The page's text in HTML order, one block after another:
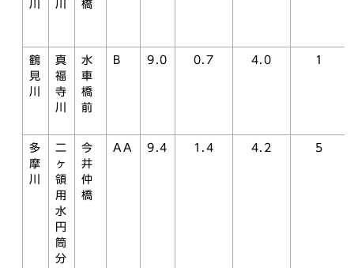
川
川
橋
鶴
見
川
真
福
寺
川
水
車
橋
前
B 9.0 0.7 4.0 1
多
摩
川
二
ヶ
領
用
水
円
筒
分
今
井
仲
橋
AA 9.4 1.4 4.2 5